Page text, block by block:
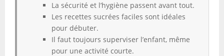
La sécurité et l’hygiène passent avant tout.
Les recettes sucrées faciles sont idéales
pour débuter.
Il faut toujours superviser l’enfant, même
pour une activité courte.